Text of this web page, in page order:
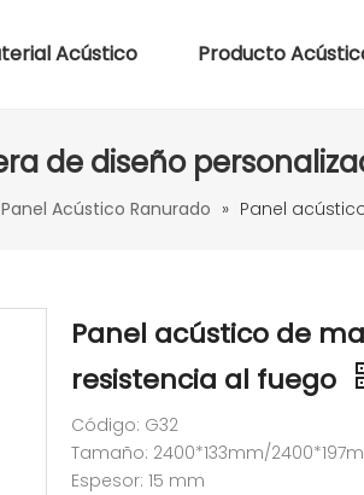
Acústico Producto
de diseño
Panel Acústico Ranurado » Panel
Panel acústico de
resistencia al fuego
Código: G32
Tamaño: 2400*133mm/
Espesor: 15 mm